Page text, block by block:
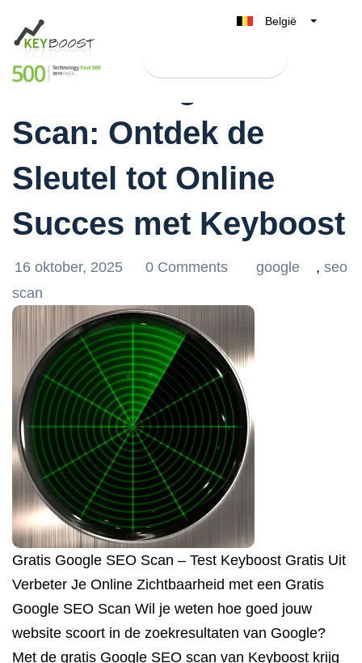
België
Nederland
Gratis Google SEO
Scan: Ontdek de
Sleutel tot Online
Succes met Keyboost
16 oktober, 2025 0 Comments google , seo
scan
Gratis Google SEO Scan – Test Keyboost Gratis Uit
Verbeter Je Online Zichtbaarheid met een Gratis
Google SEO Scan Wil je weten hoe goed jouw
website scoort in de zoekresultaten van Google?
Met de gratis Google SEO scan van Keyboost krijg